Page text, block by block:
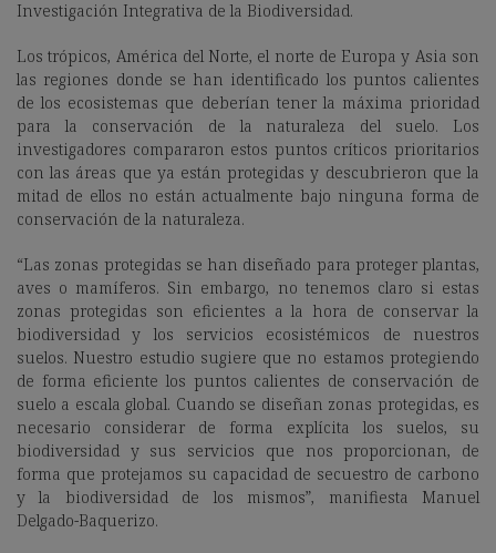
Investigación Integrativa de la Biodiversidad.
Los trópicos, América del Norte, el norte de Europa y Asia son
las regiones donde se han identificado los puntos calientes
de los ecosistemas que deberían tener la máxima prioridad
para la conservación de la naturaleza del suelo. Los
investigadores compararon estos puntos críticos prioritarios
con las áreas que ya están protegidas y descubrieron que la
mitad de ellos no están actualmente bajo ninguna forma de
conservación de la naturaleza.
“Las zonas protegidas se han diseñado para proteger plantas,
aves o mamíferos. Sin embargo, no tenemos claro si estas
zonas protegidas son eficientes a la hora de conservar la
biodiversidad y los servicios ecosistémicos de nuestros
suelos. Nuestro estudio sugiere que no estamos protegiendo
de forma eficiente los puntos calientes de conservación de
suelo a escala global. Cuando se diseñan zonas protegidas, es
necesario considerar de forma explícita los suelos, su
biodiversidad y sus servicios que nos proporcionan, de
forma que protejamos su capacidad de secuestro de carbono
y la biodiversidad de los mismos”, manifiesta Manuel
Delgado-Baquerizo.